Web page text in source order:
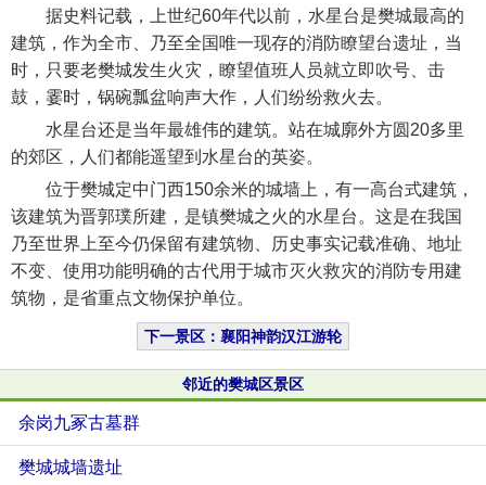
据史料记载，上世纪60年代以前，水星台是樊城最高的
建筑，作为全市、乃至全国唯一现存的消防瞭望台遗址，当
时，只要老樊城发生火灾，瞭望值班人员就立即吹号、击
鼓，霎时，锅碗瓢盆响声大作，人们纷纷救火去。
水星台还是当年最雄伟的建筑。站在城廓外方圆20多里
的郊区，人们都能遥望到水星台的英姿。
位于樊城定中门西150余米的城墙上，有一高台式建筑，
该建筑为晋郭璞所建，是镇樊城之火的水星台。这是在我国
乃至世界上至今仍保留有建筑物、历史事实记载准确、地址
不变、使用功能明确的古代用于城市灭火救灾的消防专用建
筑物，是省重点文物保护单位。
下一景区：襄阳神韵汉江游轮
邻近的樊城区景区
余岗九冢古墓群
樊城城墙遗址